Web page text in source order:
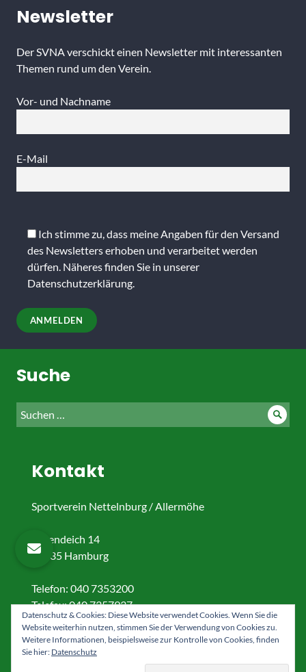
Newsletter
Der SVNA verschickt einen Newsletter mit interessanten
Themen rund um den Verein.
Vor- und Nachname
E-Mail
lasse
dieses
Feld
leer.
Ich stimme zu, dass meine Angaben für den Versand
des Newsletters erhoben und verarbeitet werden
dürfen. Näheres finden Sie in unserer
Datenschutzerklärung.
Suche
Suche
nach:
Kontakt
Sportverein Nettelnburg / Allermöhe
Katendeich 14
21035 Hamburg
Telefon: 040 7353200
Telefax: 040 7357937
Facebook
Instagram
YouTube
Datenschutz & Cookies: Diese Website verwendet Cookies. Wenn Sie die
Website weiterhin nutzen, stimmen Sie der Verwendung von Cookies zu.
Weitere Informationen, beispielsweise zur Kontrolle von Cookies, finden
Sie hier: Datenschutz